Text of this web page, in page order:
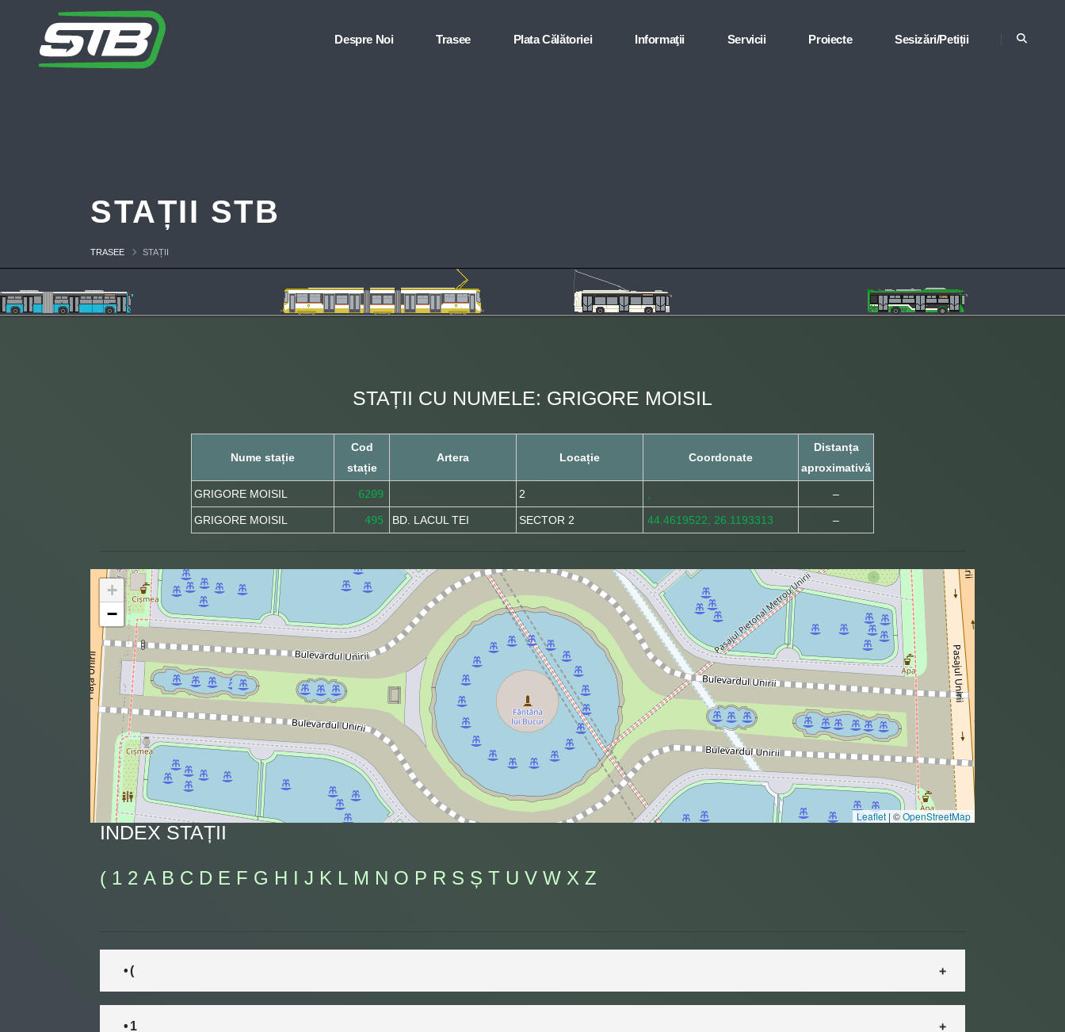
Despre Noi Trasee Plata Călătoriei Informaţii Servicii Proiecte Sesizări/Petiții
STAȚII STB
TRASEE STAȚII
STAȚII CU NUMELE: GRIGORE MOISIL
Nume stație
Cod
stație
Artera Locație Coordonate
Distanța
aproximativă
GRIGORE MOISIL 6209 2 –
GRIGORE MOISIL 495 BD. LACUL TEI SECTOR 2 44.4619522, 26.1193313 –
+
−
Leaflet | ©OpenStreetMap
INDEX STAȚII
( 1 2 A B C D E F G H I J K L M N O P R S Ș T U V W X Z
• (
• 1